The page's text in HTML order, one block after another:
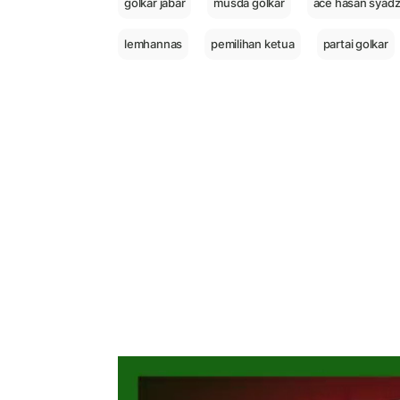
lemhannas pemilihan ketua partai golkar